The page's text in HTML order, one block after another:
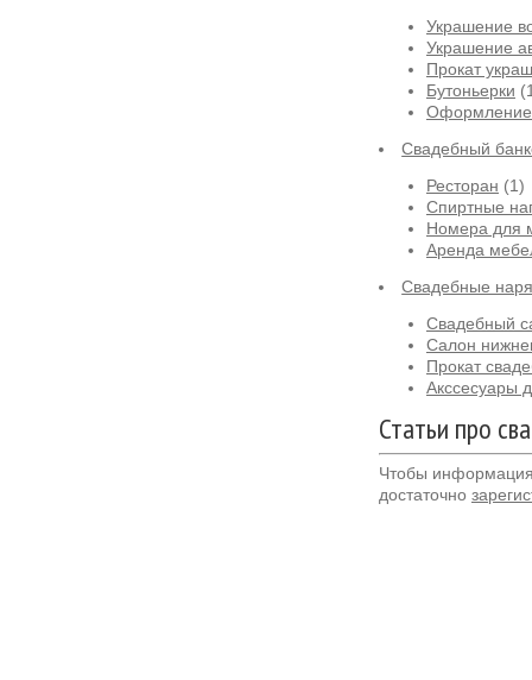
Украшение
Украшение
Прокат
Бутоньерки
Оформление
Свадебный
Ресторан (1)
Спиртные
Номера для
Аренда
Свадебные
Свадебный
Салон
Прокат
Акссесуары
Статьи про
Чтобы
достаточно